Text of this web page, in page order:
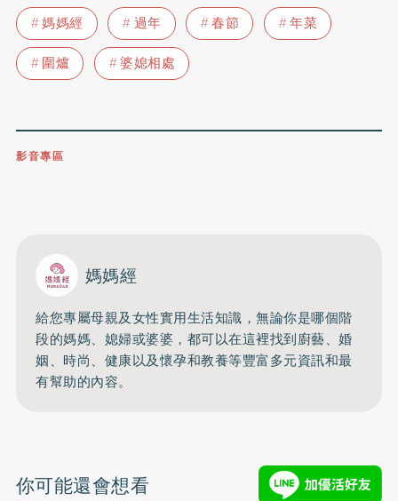
媽媽經 過年 春節
年菜
圍爐
婆媳相處
影音專區
媽媽經
給您專屬母親及女性實用生活知識，無論你是哪個階
段的媽媽、媳婦或婆婆，都可以在這裡找到廚藝、婚
姻、時尚、健康以及懷孕和教養等豐富多元資訊和最
有幫助的內容。
你可能還會想看